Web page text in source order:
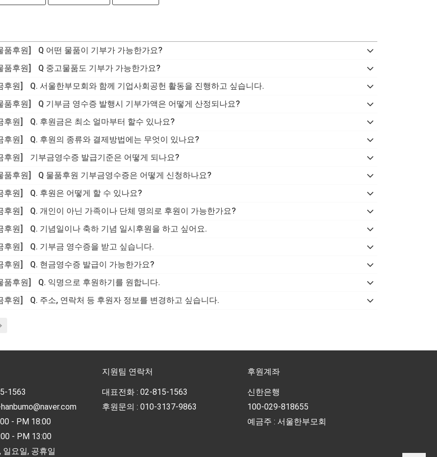
품후원]
Q 어떤 물품이 기부가 가능한가요?
품후원]
Q 중고물품도 기부가 가능한가요?
후원]
Q. 서울한부모회와 함께 기업사회공헌 활동을 진행하고 싶습니다.
품후원]
Q 기부금 영수증 발행시 기부가액은 어떻게 산정되나요?
후원]
Q. 후원금은 최소 얼마부터 할수 있나요?
후원]
Q. 후원의 종류와 결제방법에는 무엇이 있나요?
후원]
기부금영수증 발급기준은 어떻게 되나요?
품후원]
Q 물품후원 기부금영수증은 어떻게 신청하나요?
후원]
Q. 후원은 어떻게 할 수 있나요?
후원]
Q. 개인이 아닌 가족이나 단체 명의로 후원이 가능한가요?
후원]
Q. 기념일이나 축하 기념 일시후원을 하고 싶어요.
후원]
Q. 기부금 영수증을 받고 싶습니다.
후원]
Q. 현금영수증 발급이 가능한가요?
품후원]
Q. 익명으로 후원하기를 원합니다.
후원] Q. 주소, 연락처 등 후원자 정보를 변경하고 싶습니다.
1563
- PM 18:00
- PM 13:00
일요일, 공휴일
지원팀 연락처
대표전화 : 02-815-1563
후원문의 : 010-3137-9863
후원계좌
신한은행
100-029-818655
예금주 : 서울한부모회